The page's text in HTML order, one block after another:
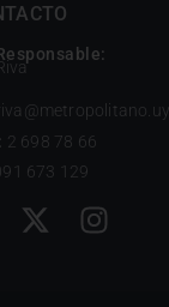
2 698 78 66
673 129